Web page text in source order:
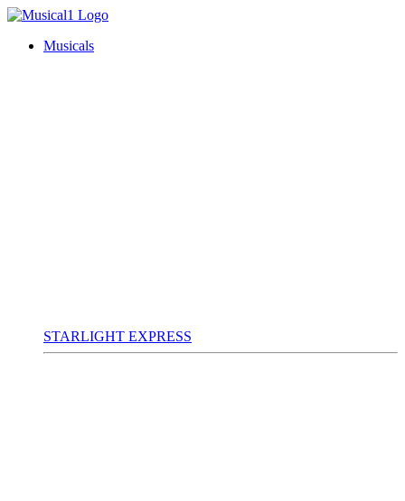
Musicals
STARLIGHT EXPRESS